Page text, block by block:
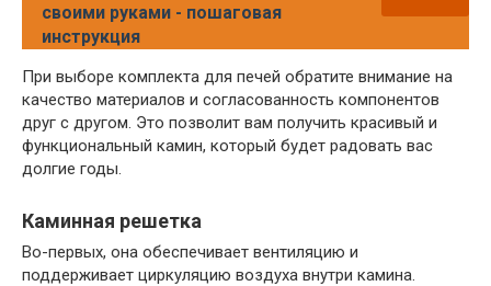
своими руками - пошаговая
инструкция
При выборе комплекта для печей обратите внимание на
качество материалов и согласованность компонентов
друг с другом. Это позволит вам получить красивый и
функциональный камин, который будет радовать вас
долгие годы.
Каминная решетка
Во-первых, она обеспечивает вентиляцию и
поддерживает циркуляцию воздуха внутри камина.